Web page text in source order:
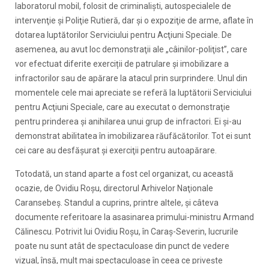
laboratorul mobil, folosit de criminalişti, autospecialele de
intervenţie şi Poliţie Rutieră, dar şi o expoziţie de arme, aflate în
dotarea luptătorilor Serviciului pentru Acţiuni Speciale. De
asemenea, au avut loc demonstraţii ale „câinilor-poliţist”, care
vor efectuat diferite exerciții de patrulare şi imobilizare a
infractorilor sau de apărare la atacul prin surprindere. Unul din
momentele cele mai apreciate se referă la luptătorii Serviciului
pentru Acţiuni Speciale, care au executat o demonstraţie
pentru prinderea şi anihilarea unui grup de infractori. Ei și-au
demonstrat abilitatea în imobilizarea răufăcătorilor. Tot ei sunt
cei care au desfăşurat şi exerciţii pentru autoapărare.
Totodată, un stand aparte a fost cel organizat, cu această
ocazie, de Ovidiu Roşu, directorul Arhivelor Naţionale
Caransebeş. Standul a cuprins, printre altele, și câteva
documente referitoare la asasinarea primului-ministru Armand
Călinescu. Potrivit lui Ovidiu Roșu, în Caraș-Severin, lucrurile
poate nu sunt atât de spectaculoase din punct de vedere
vizual, însă, mult mai spectaculoase în ceea ce privește